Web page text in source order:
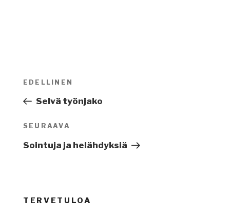
Artikkelien
Edellinen
artikkeli
EDELLINEN
Selvä työnjako
Seuraava
artikkeli
SEURAAVA
Sointuja ja helähdyksiä
TERVETULOA